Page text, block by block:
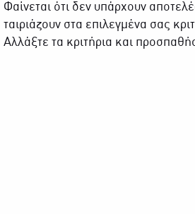
Φαίνεται ότι δεν υπάρχουν
ταιριάζουν στα επιλεγμένα σας
Αλλάξτε τα κριτήρια και